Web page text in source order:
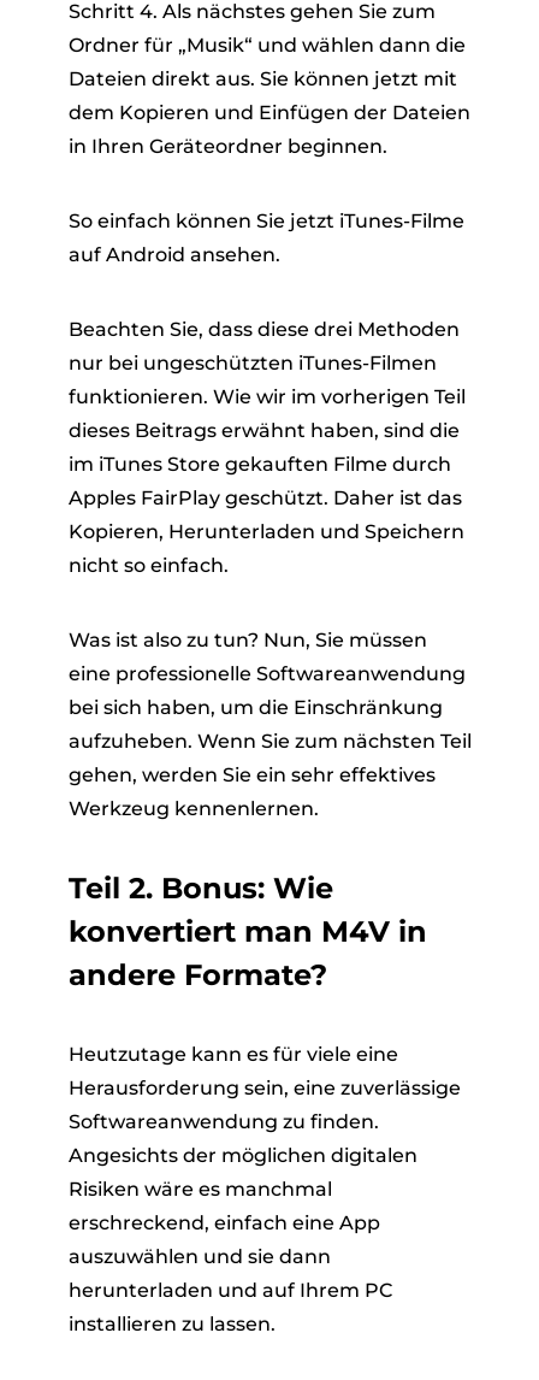
Schritt 4. Als nächstes gehen Sie zum
Ordner für „Musik“ und wählen dann die
Dateien direkt aus. Sie können jetzt mit
dem Kopieren und Einfügen der Dateien
in Ihren Geräteordner beginnen.
So einfach können Sie jetzt iTunes-Filme
auf Android ansehen.
Beachten Sie, dass diese drei Methoden
nur bei ungeschützten iTunes-Filmen
funktionieren. Wie wir im vorherigen Teil
dieses Beitrags erwähnt haben, sind die
im iTunes Store gekauften Filme durch
Apples FairPlay geschützt. Daher ist das
Kopieren, Herunterladen und Speichern
nicht so einfach.
Was ist also zu tun? Nun, Sie müssen
eine professionelle Softwareanwendung
bei sich haben, um die Einschränkung
aufzuheben. Wenn Sie zum nächsten Teil
gehen, werden Sie ein sehr effektives
Werkzeug kennenlernen.
Teil 2. Bonus: Wie
konvertiert man M4V in
andere Formate?
Heutzutage kann es für viele eine
Herausforderung sein, eine zuverlässige
Softwareanwendung zu finden.
Angesichts der möglichen digitalen
Risiken wäre es manchmal
erschreckend, einfach eine App
auszuwählen und sie dann
herunterladen und auf Ihrem PC
installieren zu lassen.